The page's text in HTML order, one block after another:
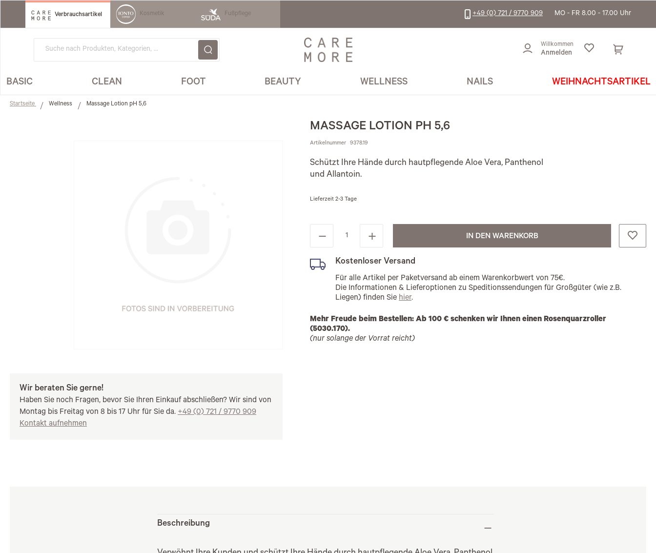
Direkt
zum
Verbrauchsartikel Kosmetik Fußpflege +49 (0) 721 / 9770 909 MO - FR 8.00 - 17.00 Uhr
Willkommen
Anmelden
BASIC CLEAN FOOT BEAUTY WELLNESS NAILS WEIHNACHTSARTIKEL
Startseite Wellness Massage Lotion pH 5,6
Wir beraten Sie gerne!
Haben Sie noch Fragen, bevor Sie Ihren Einkauf abschließen? Wir sind von
Montag bis Freitag von 8 bis 17 Uhr für Sie da. +49 (0) 721 / 9770 909
Kontakt aufnehmen
MASSAGE LOTION PH 5,6
Artikelnummer 9378.19
Schützt Ihre Hände durch hautpflegende Aloe Vera, Panthenol
und Allantoin.
Lieferzeit 2-3 Tage
IN DEN WARENKORB
Kostenloser Versand
Für alle Artikel per Paketversand ab einem Warenkorbwert von 75€.
Die Informationen & Lieferoptionen zu Speditionssendungen für Großgüter (wie z.B.
Liegen) finden Sie hier.
Mehr Freude beim Bestellen: Ab 100 € schenken wir Ihnen einen Rosenquarzroller
(5030.170).
(nur solange der Vorrat reicht)
Beschreibung